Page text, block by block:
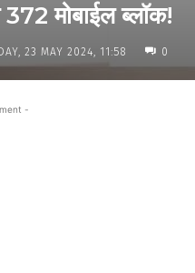
372 मोबाईल ब्लॉक!
23 MAY 2024, 11:58 0
-